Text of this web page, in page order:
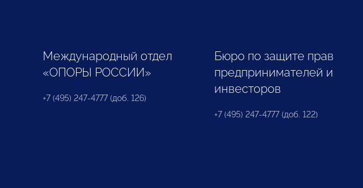
Международный отдел
«ОПОРЫ РОССИИ»
+7 (495) 247-4777 (доб. 126)
Бюро по защите прав
предпринимателей и
инвесторов
+7 (495) 247-4777 (доб. 122)